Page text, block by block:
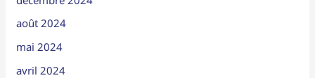
août 2024
mai 2024
avril 2024